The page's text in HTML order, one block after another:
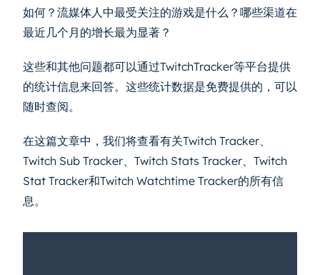
如何？流媒体人中最受关注的游戏是什么？哪些渠道在
最近几个月的增长最为显著？
这些和其他问题都可以通过TwitchTracker等平台提供
的统计信息来回答。这些统计数据是免费提供的，可以
随时查阅。
在这篇文章中，我们将查看有关Twitch Tracker、
Twitch Sub Tracker、Twitch Stats Tracker、Twitch
Stat Tracker和Twitch Watchtime Tracker的所有信
息。